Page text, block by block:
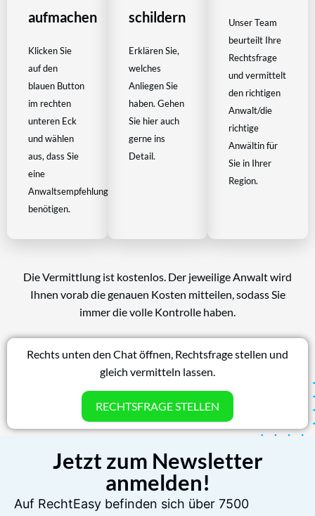
aufmachen
Klicken Sie
auf den
blauen Button
im rechten
unteren Eck
und wählen
aus, dass Sie
eine
Anwaltsempfehlung
benötigen.
schildern
Erklären Sie,
welches
Anliegen Sie
haben. Gehen
Sie hier auch
gerne ins
Detail.
Unser Team
beurteilt Ihre
Rechtsfrage
und vermittelt
den richtigen
Anwalt/die
richtige
Anwältin für
Sie in Ihrer
Region.
Die Vermittlung ist kostenlos. Der jeweilige Anwalt wird
Ihnen vorab die genauen Kosten mitteilen, sodass Sie
immer die volle Kontrolle haben.
Rechts unten den Chat öffnen, Rechtsfrage stellen und
gleich vermitteln lassen.
RECHTSFRAGE STELLEN
Jetzt zum Newsletter
anmelden!
Auf RechtEasy befinden sich über 7500